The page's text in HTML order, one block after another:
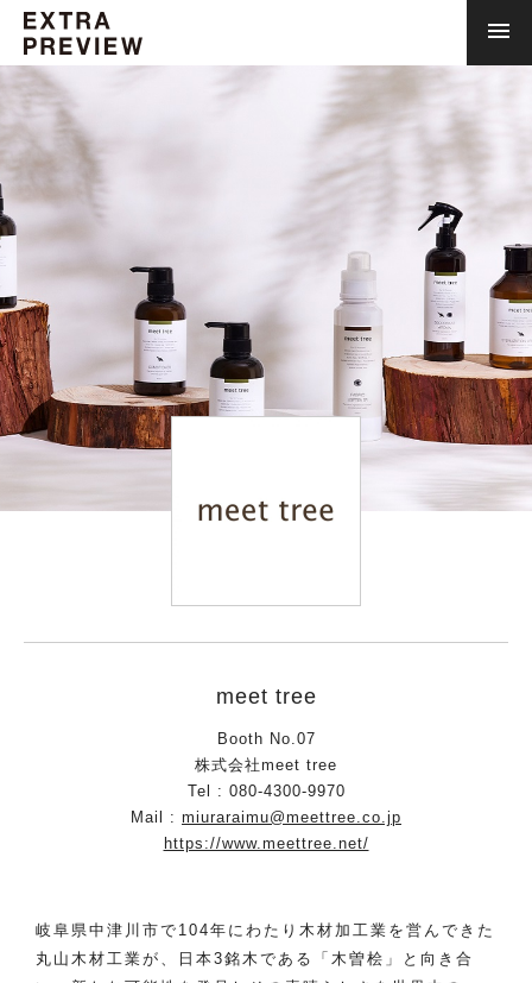
meet tree
Booth No.07
株式会社meet tree
Tel : 080-4300-9970
Mail : miuraraimu@meettree.co.jp
https://www.meettree.net/
岐阜県中津川市で104年にわたり木材加工業を営んできた
丸山木材工業が、日本3銘木である「木曽桧」と向き合